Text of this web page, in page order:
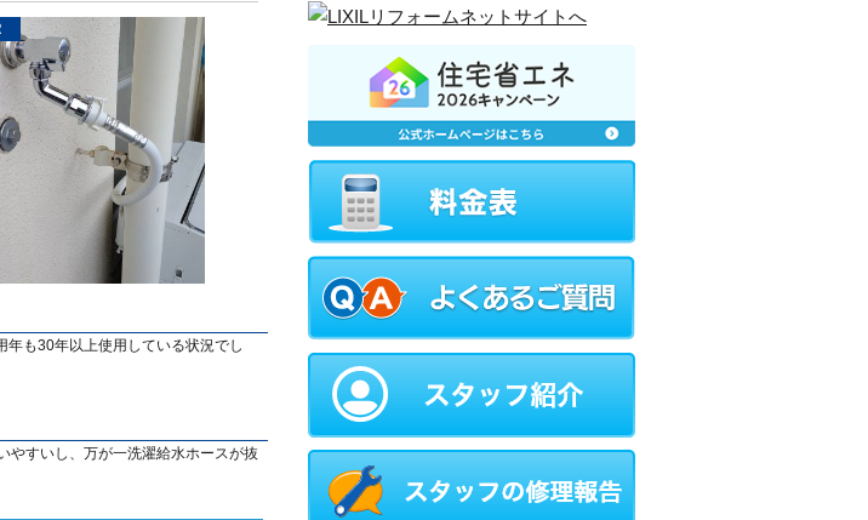
も30年以上使用している状況でし
やすいし、万が一洗濯給水ホースが抜